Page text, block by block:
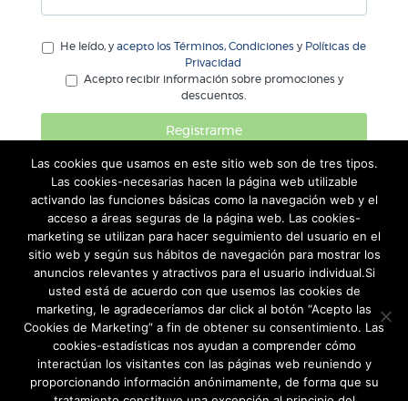
He leído, y acepto los Términos, Condiciones y Políticas de
Privacidad
Acepto recibir información sobre promociones y
descuentos.
Registrarme
REDES SOCIALES
Las cookies que usamos en este sitio web son de tres tipos.
Las cookies-necesarias hacen la página web utilizable
activando las funciones básicas como la navegación web y el
acceso a áreas seguras de la página web. Las cookies-
marketing se utilizan para hacer seguimiento del usuario en el
sitio web y según sus hábitos de navegación para mostrar los
anuncios relevantes y atractivos para el usuario individual.Si
usted está de acuerdo con que usemos las cookies de
marketing, le agradeceríamos dar click al botón “Acepto las
Cookies de Marketing” a fin de obtener su consentimiento. Las
cookies-estadísticas nos ayudan a comprender cómo
interactúan los visitantes con las páginas web reuniendo y
proporcionando información anónimamente, de forma que su